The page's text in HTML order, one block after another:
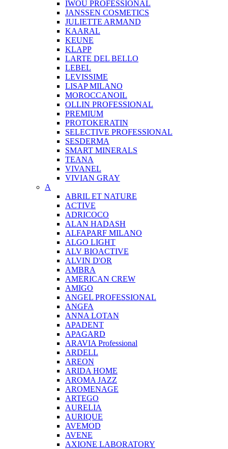
IWOU PROFESSIONAL
JANSSEN COSMETICS
JULIETTE ARMAND
KAARAL
KEUNE
KLAPP
LARTE DEL BELLO
LEBEL
LEVISSIME
LISAP MILANO
MOROCCANOIL
OLLIN PROFESSIONAL
PREMIUM
PROTOKERATIN
SELECTIVE PROFESSIONAL
SESDERMA
SMART MINERALS
TEANA
VIVANEL
VIVIAN GRAY
A
ABRIL ET NATURE
ACTIVE
ADRICOCO
ALAN HADASH
ALFAPARF MILANO
ALGO LIGHT
ALV BIOACTIVE
ALVIN D'OR
AMBRA
AMERICAN CREW
AMIGO
ANGEL PROFESSIONAL
ANGFA
ANNA LOTAN
APADENT
APAGARD
ARAVIA Professional
ARDELL
AREON
ARIDA HOME
AROMA JAZZ
AROMENAGE
ARTEGO
AURELIA
AURIQUE
AVEMOD
AVENE
AXIONE LABORATORY